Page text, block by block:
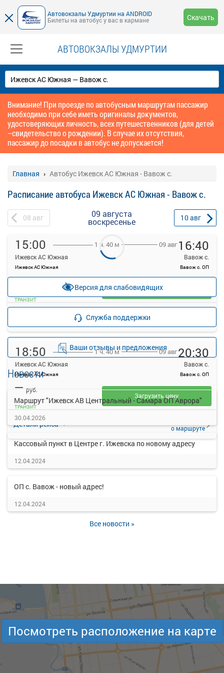
Автовокзалы Удмуртии на ANDROID
Билеты на автобус у вас в кармане
Скачать
АВТОВОКЗАЛЫ УДМУРТИИ
Внимание! При проезде по автобусным маршрутам пассажир
необходимо при себе иметь оригиналы документов,
удостоверяющих личность, всех путешественников (для детей
–свидетельство о рождении). В случае их отсутствия,
пассажир до посадки в автобус не допускается!
Главная Автобус Ижевск АС Южная - Вавож с.
Расписание автобуса Ижевск АС Южная - Вавож с.
08 авг 09 августа
воскресенье 10авг
15:00
Ижевск АС Южная
Ижевск АС Южная
1 ч. 40 м 09 авг 16:40
Вавож с.
Вавож с. ОП
—
ТРАНЗИТ
Загрузить цену
18:50
Ижевск АС Южная
Ижевск АС Южная
1 ч. 40 м 09 авг20:30
Вавож с.
Вавож с. ОП
Детали рейса
о маршруте
— руб.
ТРАНЗИТ
Загрузить цену
Версия для слабовидящих
Служба поддержки
Ваши отзывы и предложения
Новости
Маршрут "Ижевск АВ Центральный - Самара ОП Аврора"
30.04.2026
Кассовый пункт в Центре г. Ижевска по новому адресу
12.04.2024
ОП с. Вавож - новый адрес!
12.04.2024
Все новости »
Посмотреть расположение на карте